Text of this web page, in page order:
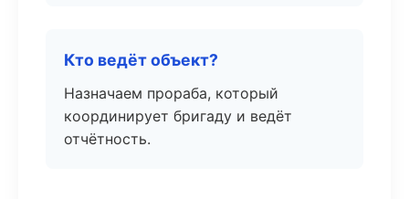
Кто ведёт объект?
Назначаем прораба, который
координирует бригаду и ведёт
отчётность.